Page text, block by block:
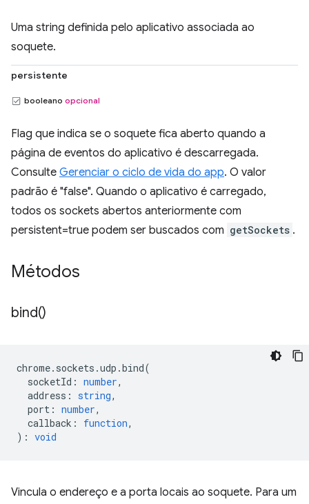
Uma string definida pelo aplicativo associada ao
soquete.
persistente
booleano opcional
Flag que indica se o soquete fica aberto quando a
página de eventos do aplicativo é descarregada.
Consulte Gerenciar o ciclo de vida do app. O valor
padrão é "false". Quando o aplicativo é carregado,
todos os sockets abertos anteriormente com
persistent=true podem ser buscados com getSockets .
Métodos
bind()
chrome. sockets .udp .bind(
socketId : number,
address : string,
port : number,
callback : function,
) : void
Vincula o endereço e a porta locais ao soquete. Para um